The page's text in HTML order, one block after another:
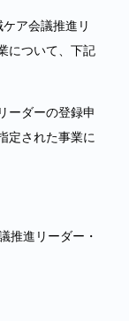
ア会議推進リ
について、下記
ーダーの登録申
定された事業に
推進リーダー・